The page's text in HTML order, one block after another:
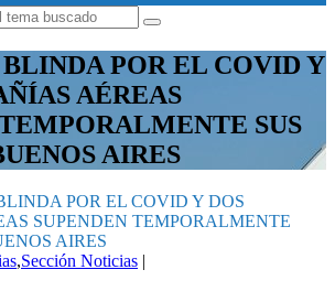
BLINDA POR EL COVID Y
AÉREAS
SUS
AIRES
POR EL COVID Y DOS
SUPENDEN TEMPORALMENTE
AIRES
,Sección Noticias |